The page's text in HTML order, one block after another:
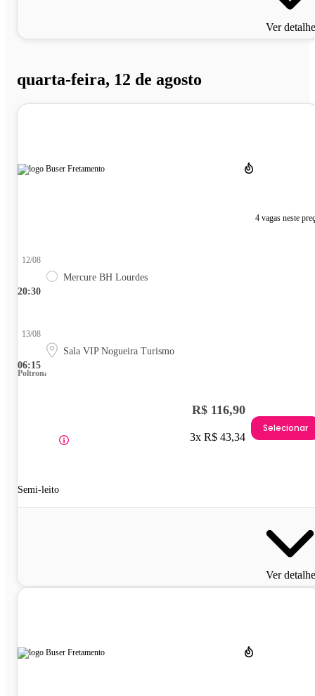
Ver
quarta-feira, 12 de agosto
4 vagas neste
20:30
12/08
Mercure BH Lourdes
06:15
13/08
Sala VIP Nogueira Turismo
Poltrona
Semi-leito
R$ 116,90
3x R$ 43,34
Selecionar
Ver